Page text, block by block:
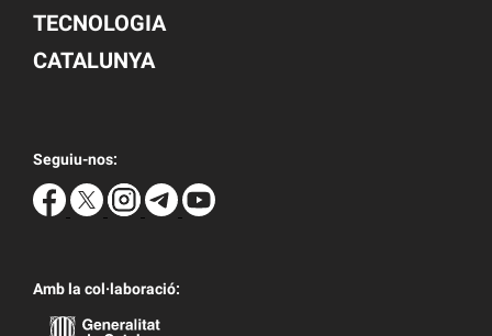
TECNOLOGIA
CATALUNYA
Seguiu-nos:
Amb la col·laboració: